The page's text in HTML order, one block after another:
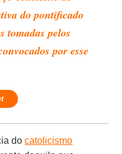
do pontificado
tomadas pelos
por esse
docatolicismo